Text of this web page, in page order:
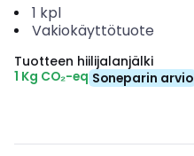
1 kpl
Vakiokäyttötuote
Tuotteen hiilijalanjälki
1 Kg CO₂-eq Soneparin arvio